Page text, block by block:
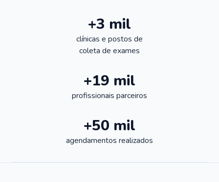
+3 mil
clínicas e postos de
coleta de exames
+19 mil
profissionais parceiros
+50 mil
agendamentos realizados